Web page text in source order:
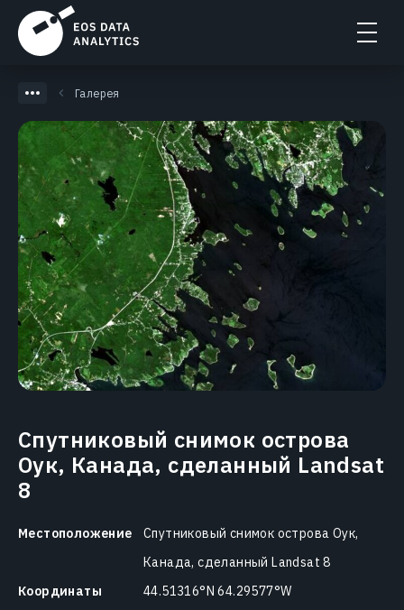
Галерея
Спутниковый снимок острова
Оук, Канада, сделанный Landsat
8
Местоположение
Спутниковый снимок острова Оук,
Канада, сделанный Landsat 8
Координаты
44.51316°N 64.29577°W